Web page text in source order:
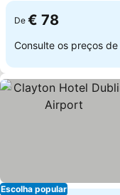
De € 78
Consulte os preços de
Escolha popular